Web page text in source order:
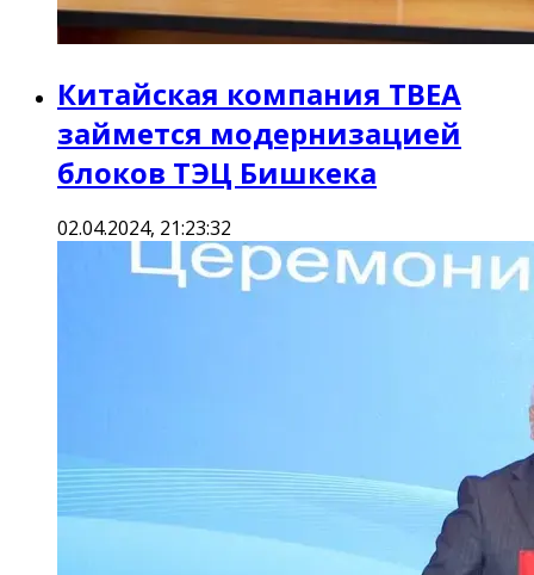
Китайская компания TBEA
займется модернизацией
блоков ТЭЦ Бишкека
02.04.2024, 21:23:32